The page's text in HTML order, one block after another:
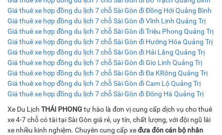
Giá thuê xe hợp đồng du lịch 7 chỗ Sài Gòn đi Đồng Hới Quảng Bình
Giá thuê xe hợp đồng du lịch 7 chỗ Sài Gòn đi Vĩnh Linh Quảng Trị
Giá thuê xe hợp đồng du lịch 7 chỗ Sài Gòn đi Triệu Phong Quảng Trị
Giá thuê xe hợp đồng du lịch 7 chỗ Sài Gòn đi Hướng Hóa Quảng Trị
Giá thuê xe hợp đồng du lịch 7 chỗ Sài Gòn đi Hải Lăng Quảng Trị
Giá thuê xe hợp đồng du lịch 7 chỗ Sài Gòn đi Gio Linh Quảng Trị
Giá thuê xe hợp đồng du lịch 7 chỗ Sài Gòn đi Đa KRông Quảng Trị
Giá thuê xe hợp đồng du lịch 7 chỗ Sài Gòn đi Cam Lộ Quảng Trị
Giá thuê xe hợp đồng du lịch 7 chỗ Sài Gòn đi Đông Hà Quảng Trị
Xe Du Lịch THÁI PHONG tự hào là đơn vị cung cấp dịch vụ cho thuê
xe 4-7 chỗ có tài tại Sài Gòn giá rẻ, uy tín, chất lượng, với đội ngũ lái
xe nhiều kinh nghiệm. Chuyên cung cấp xeđưa đón cán bộ nhân